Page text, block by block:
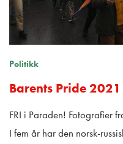
Politikk
Barents Pride 2021
FRI i Paraden! Fotografier
I fem år har den norsk-